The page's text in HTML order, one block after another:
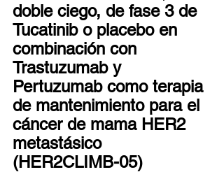
doble ciego, de fase 3 de
Tucatinib o placebo en
combinación con
Trastuzumab y
Pertuzumab como terapia
de mantenimiento para el
cáncer de mama HER2
metastásico
(HER2CLIMB-05)